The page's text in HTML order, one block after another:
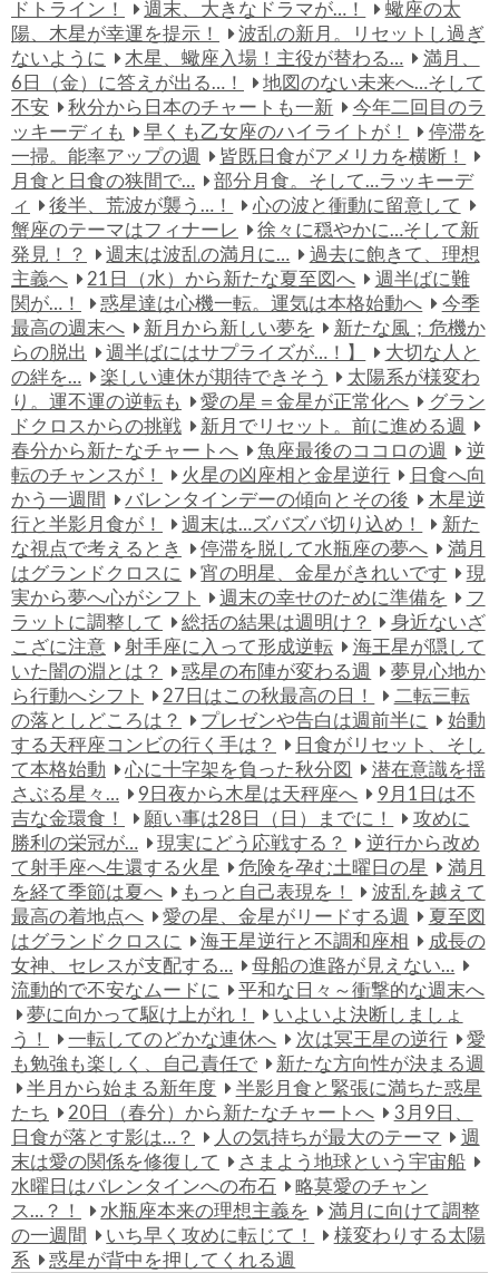
ドトライン！
週末、大きなドラマが…！
蠍座の太
陽、木星が幸運を提示！
波乱の新月。リセットし過ぎ
ないように
木星、蠍座入場！主役が替わる…
満月、
6日（金）に答えが出る…！
地図のない未来へ…そして
不安
秋分から日本のチャートも一新
今年二回目のラ
ッキーディも
早くも乙女座のハイライトが！
停滞を
一掃。能率アップの週
皆既日食がアメリカを横断！
月食と日食の狭間で…
部分月食。そして…ラッキーデ
ィ
後半、荒波が襲う…！
心の波と衝動に留意して
蟹座のテーマはフィナーレ
徐々に穏やかに…そして新
発見！？
週末は波乱の満月に…
過去に飽きて、理想
主義へ
21日（水）から新たな夏至図へ
週半ばに難
関が…！
惑星達は心機一転。運気は本格始動へ
今季
最高の週末へ
新月から新しい夢を
新たな風；危機か
らの脱出
週半ばにはサプライズが…！】
大切な人と
の絆を…
楽しい連休が期待できそう
太陽系が様変わ
り。運不運の逆転も
愛の星＝金星が正常化へ
グラン
ドクロスからの挑戦
新月でリセット。前に進める週
春分から新たなチャートへ
魚座最後のココロの週
逆
転のチャンスが！
火星の凶座相と金星逆行
日食へ向
かう一週間
バレンタインデーの傾向とその後
木星逆
行と半影月食が！
週末は…ズバズバ切り込め！
新た
な視点で考えるとき
停滞を脱して水瓶座の夢へ
満月
はグランドクロスに
宵の明星、金星がきれいです
現
実から夢へ心がシフト
週末の幸せのために準備を
フ
ラットに調整して
総括の結果は週明け？
身近ないざ
こざに注意
射手座に入って形成逆転
海王星が隠して
いた闇の淵とは？
惑星の布陣が変わる週
夢見心地か
ら行動へシフト
27日はこの秋最高の日！
二転三転
の落としどころは？
プレゼンや告白は週前半に
始動
する天秤座コンビの行く手は？
日食がリセット、そし
て本格始動
心に十字架を負った秋分図
潜在意識を揺
さぶる星々…
9日夜から木星は天秤座へ
9月1日は不
吉な金環食！
願い事は28日（日）までに！
攻めに
勝利の栄冠が…
現実にどう応戦する？
逆行から改め
て射手座へ生還する火星
危険を孕む土曜日の星
満月
を経て季節は夏へ
もっと自己表現を！
波乱を越えて
最高の着地点へ
愛の星、金星がリードする週
夏至図
はグランドクロスに
海王星逆行と不調和座相
成長の
女神、セレスが支配する…
母船の進路が見えない…
流動的で不安なムードに
平和な日々～衝撃的な週末へ
夢に向かって駆け上がれ！
いよいよ決断しましょ
う！
一転してのどかな連休へ 次は冥王星の逆行
愛
も勉強も楽しく、自己責任で
新たな方向性が決まる週
半月から始まる新年度
半影月食と緊張に満ちた惑星
たち
20日（春分）から新たなチャートへ
3月9日、
日食が落とす影は…？
人の気持ちが最大のテーマ
週
末は愛の関係を修復して
さまよう地球という宇宙船
水曜日はバレンタインへの布石
略莫愛のチャン
ス…？！
水瓶座本来の理想主義を
満月に向けて調整
の一週間
いち早く攻めに転じて！
様変わりする太陽
系
惑星が背中を押してくれる週